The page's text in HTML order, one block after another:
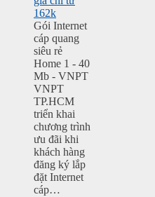
162k
Gói Internet
cáp quang
siêu rẻ
Home 1 - 40
Mb - VNPT
VNPT
TP.HCM
triển khai
chương trình
ưu đãi khi
khách hàng
đăng ký lắp
đặt Internet
cáp…